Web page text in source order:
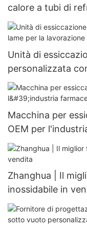
calore a tubi di
scambiatori di
Unità di
personalizzata
alimenti |
Macchina per
OEM per
Zhanghua | Il
inossidabile in